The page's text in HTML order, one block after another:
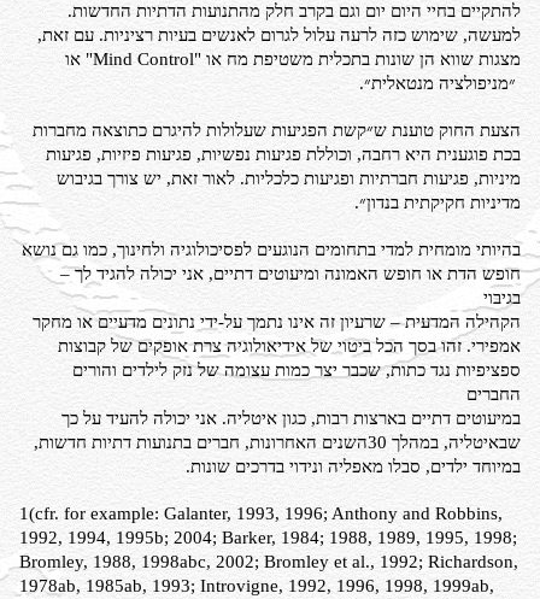
להתקיים בחיי היום יום וגם בקרב חלק מהתנועות הדתיות החדשות.
למעשה, שימוש כזה לרעה עלול לגרום לאנשים בעיות רציניות. עם זאת,
מצגות שווא הן שונות בתכלית משטיפת מח או
"Mind Control" או
״מניפולציה מנטאלית״.
הצעת החוק טוענת ש״קשת הפגיעות שעלולות להיגרם כתוצאה מחברות
בכת פוגענית היא רחבה, וכוללת פגיעות נפשיות, פגיעות פיזיות, פגיעות
מיניות, פגיעות חברתיות ופגיעות כלכליות. לאור זאת, יש צורך בגיבוש
מדיניות חקיקתית בנדון״.
בהיותי מומחית למדי בתחומים הנוגעים לפסיכולוגיה ולחינוך, כמו גם נושא
חופש הדת או חופש האמונה ומיעוטים דתיים, אני יכולה להגיד לך –
בגיבוי
הקהילה המדעית – שרעיון זה אינו נתמך על-ידי נתונים מדעיים או מחקר
אמפירי. זהו בסך הכל ביטוי של אידיאולוגיה צרת אופקים של קבוצות
ספציפיות נגד כתות, שכבר יצר כמות עצומה של נזק לילדים והורים
החברים
במיעוטים דתיים בארצות רבות, כגון איטליה. אני יכולה להעיד על כך
שבאיטליה, במהלך 30השנים האחרונות, חברים בתנועות דתיות חדשות,
במיוחד ילדים, סבלו מאפליה ונידוי בדרכים שונות.
1(cfr. for example: Galanter, 1993, 1996; Anthony and Robbins,
1992, 1994, 1995b; 2004; Barker, 1984; 1988, 1989, 1995, 1998;
Bromley, 1988, 1998abc, 2002; Bromley et al., 1992; Richardson,
1978ab, 1985ab, 1993; Introvigne, 1992, 1996, 1998, 1999ab,